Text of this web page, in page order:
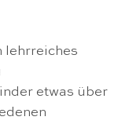
lehrreiches
etwas über